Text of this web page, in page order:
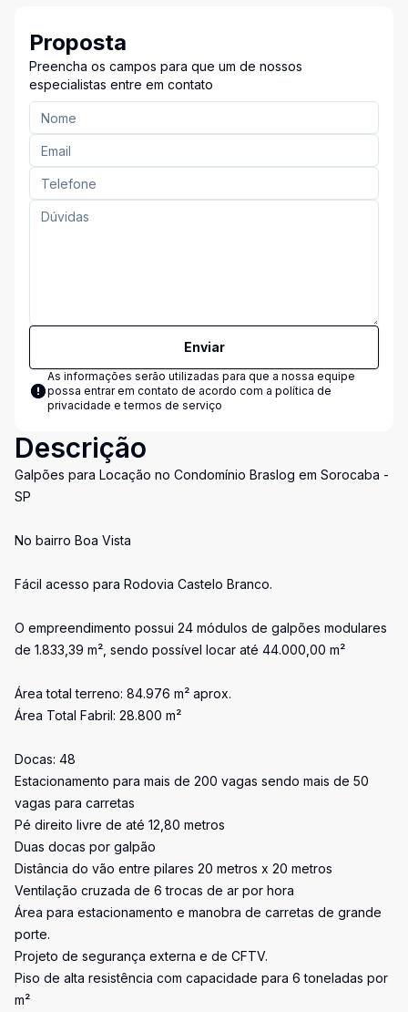
Proposta
Preencha os campos para que um de nossos
especialistas entre em contato
Enviar
As informações serão utilizadas para que a nossa equipe
possa entrar em contato de acordo com a política de
privacidade e termos de serviço
Descrição
Galpões para Locação no Condomínio Braslog em Sorocaba -
SP
No bairro Boa Vista
Fácil acesso para Rodovia Castelo Branco.
O empreendimento possui 24 módulos de galpões modulares
de 1.833,39 m², sendo possível locar até 44.000,00 m²
Área total terreno: 84.976 m² aprox.
Área Total Fabril: 28.800 m²
Docas: 48
Estacionamento para mais de 200 vagas sendo mais de 50
vagas para carretas
Pé direito livre de até 12,80 metros
Duas docas por galpão
Distância do vão entre pilares 20 metros x 20 metros
Ventilação cruzada de 6 trocas de ar por hora
Área para estacionamento e manobra de carretas de grande
porte.
Projeto de segurança externa e de CFTV.
Piso de alta resistência com capacidade para 6 toneladas por
m²